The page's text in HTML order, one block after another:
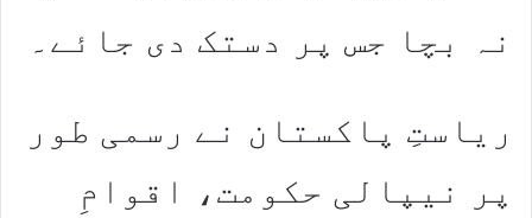
نہ بچا جس پر دستک دی جائے۔
ریاستِ پاکستان نے رسمی طور
پر نیپالی حکومت، اقوامِ